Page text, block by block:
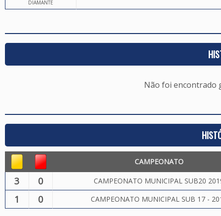
DIAMANTE
Não foi encontrado
CAMPEONATO
3 0 CAMPEONATO MUNICIPAL SUB20
1 0 CAMPEONATO MUNICIPAL SUB 17 -